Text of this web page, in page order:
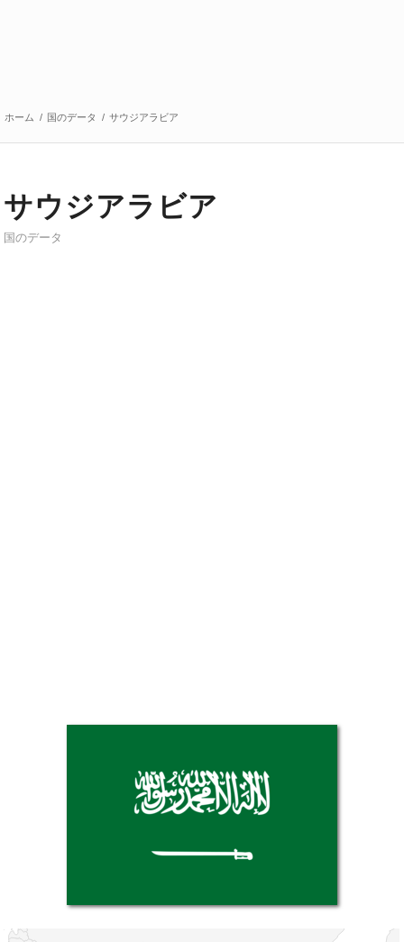
ホーム / 国のデータ / サウジアラビア
サウジアラビア
国のデータ